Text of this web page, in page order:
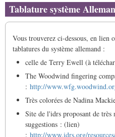
enlaces
de
a
la
navegación
Tablature système
Vous trouverez ci-dessous, en lien
tablatures du système allemand :
celle de Terry Ewell (à
The Woodwind fingering
: http://
Très colorées de Nadina
Site de l'idrs proposant de très
suggestions : (lien)
: http://www.idrs.org/